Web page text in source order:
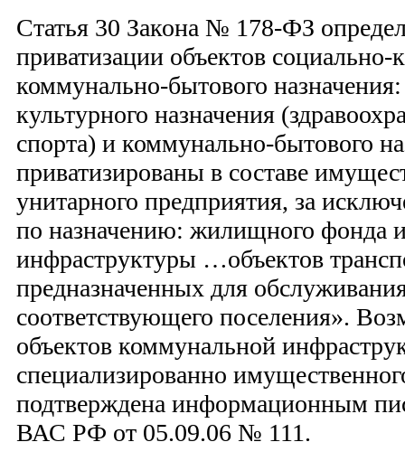
Статья 30 Закона № 178-ФЗ
приватизации объектов социально-
коммунально-бытового
культурного назначения
спорта) и коммунально-бытового
приватизированы в составе
унитарного предприятия, за
по назначению: жилищного фонда и
инфраструктуры …объектов
предназначенных для
соответствующего поселения».
объектов коммунальной
специализированно
подтверждена информационным
ВАС РФ от 05.09.06 № 111.